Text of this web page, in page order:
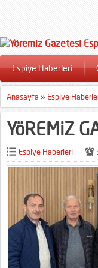
Espiye Haberleri
Anasayfa » Espiye
YöREMiZ
Espiye Haberleri